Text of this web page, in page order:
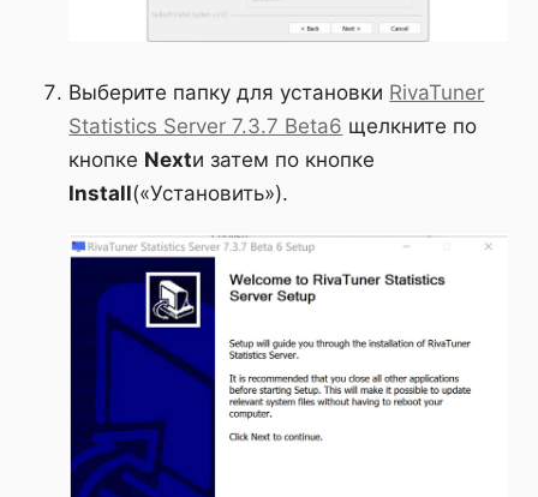
Выберите папку для установки RivaTuner
Statistics Server 7.3.7 Beta6 щелкните по
кнопке Nextи затем по кнопке
Install(«Установить»).